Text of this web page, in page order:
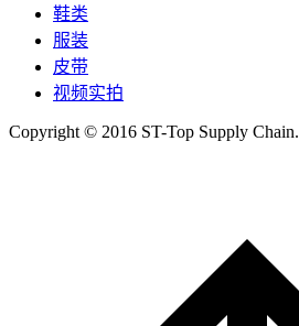
鞋类
服装
皮带
视频实拍
Copyright © 2016 ST-Top Supply Chain.